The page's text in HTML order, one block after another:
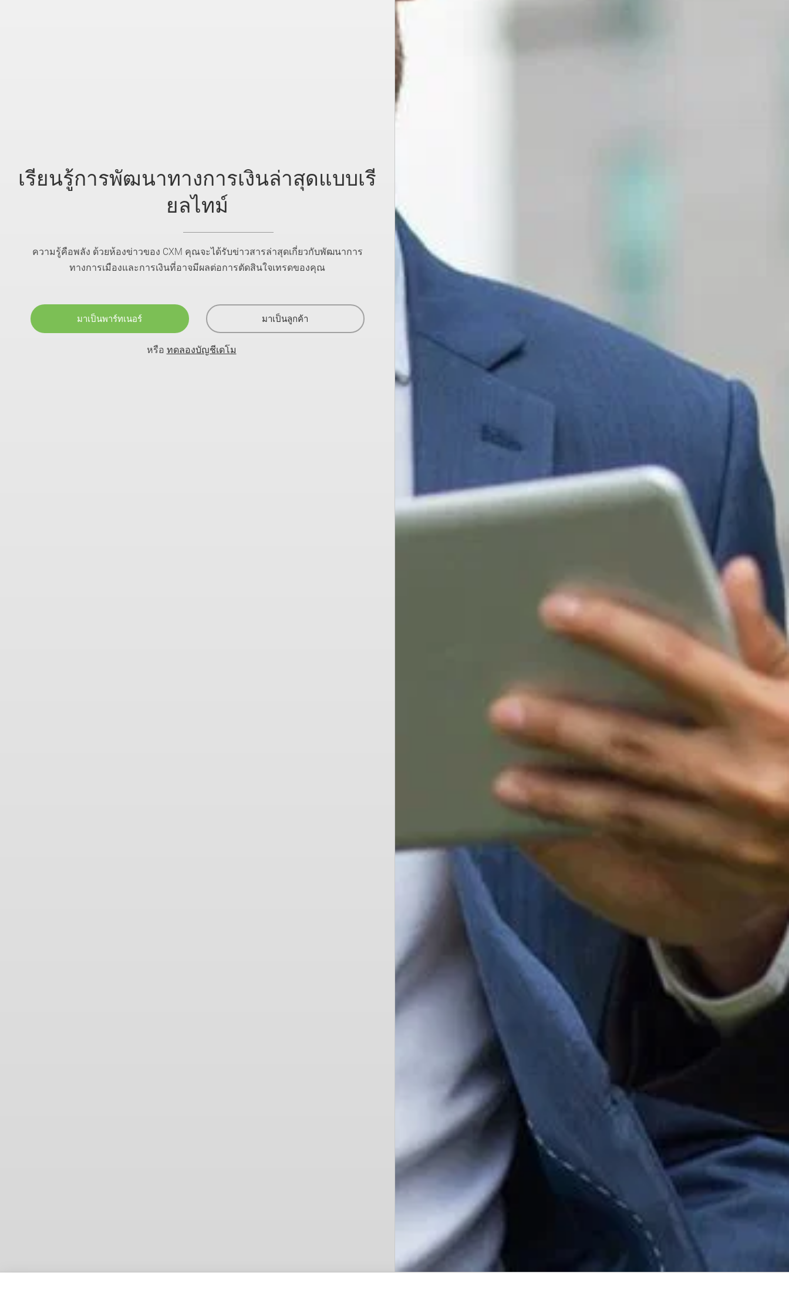
เรียนรู้การพัฒนาทางการเงินล่าสุดแบบเรี
ยลไทม์
ความรู้คือพลัง ด้วยห้องข่าวของ CXM คุณจะได้รับข่าวสารล่าสุดเกี่ยวกับพัฒนาการ
ทางการเมืองและการเงินที่อาจมีผลต่อการตัดสินใจเทรดของคุณ
มาเป็นพาร์ทเนอร์ มาเป็นลูกค้า
หรือ ทดลองบัญชีเดโม